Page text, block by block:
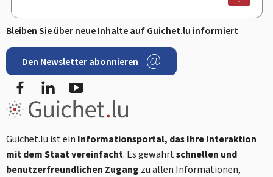
Bleiben Sie über neue Inhalte auf Guichet.lu informiert
Den Newsletter abonnieren
FacebookLinkedIn
Guichet.lu ist ein Informationsportal, das Ihre Interaktion
mit dem Staat vereinfacht. Es gewährtschnellen und
benutzerfreundlichen Zugang zu allen Informationen,